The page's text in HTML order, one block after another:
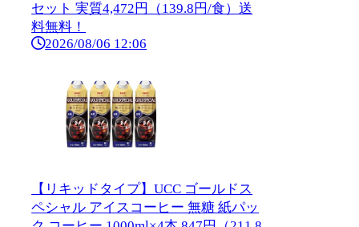
セット 実質4,472円（139.8円/食）送
料無料！
2026/08/06 12:06
【リキッドタイプ】UCC ゴールドス
ペシャル アイスコーヒー 無糖 紙パッ